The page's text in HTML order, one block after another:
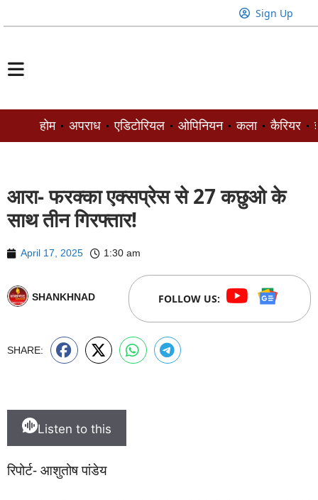
Sign Up
होम अपराध एडिटोरियल ओपिनियन कला कैरियर
आरा- फरक्का एक्सप्रेस से 27 कछुओ के
साथ तीन गिरफ्तार!
April 17, 2025 1:30 am
SHANKHNAD FOLLOW US:
SHARE:
Listen to this
रिपोर्ट- आशुतोष पांडेय